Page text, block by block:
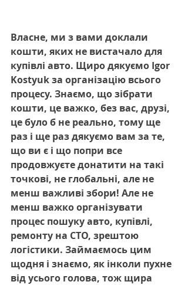
Власне, ми з вами доклали
кошти, яких не вистачало для
купівлі авто. Щиро дякуємо Igor
Kostyuk за організацію всього
процесу. Знаємо, що зібрати
кошти, це важко, без вас, друзі,
це було б не реально, тому ще
раз і ще раз дякуємо вам за те,
що ви є і що попри все
продовжуєте донатити на такі
точкові, не глобальні, але не
менш важливі збори! Але не
менш важко організувати
процес пошуку авто, купівлі,
ремонту на СТО, зрештою
логістики. Займаємось цим
щодня і знаємо, як інколи пухне
від усього голова, тож щира